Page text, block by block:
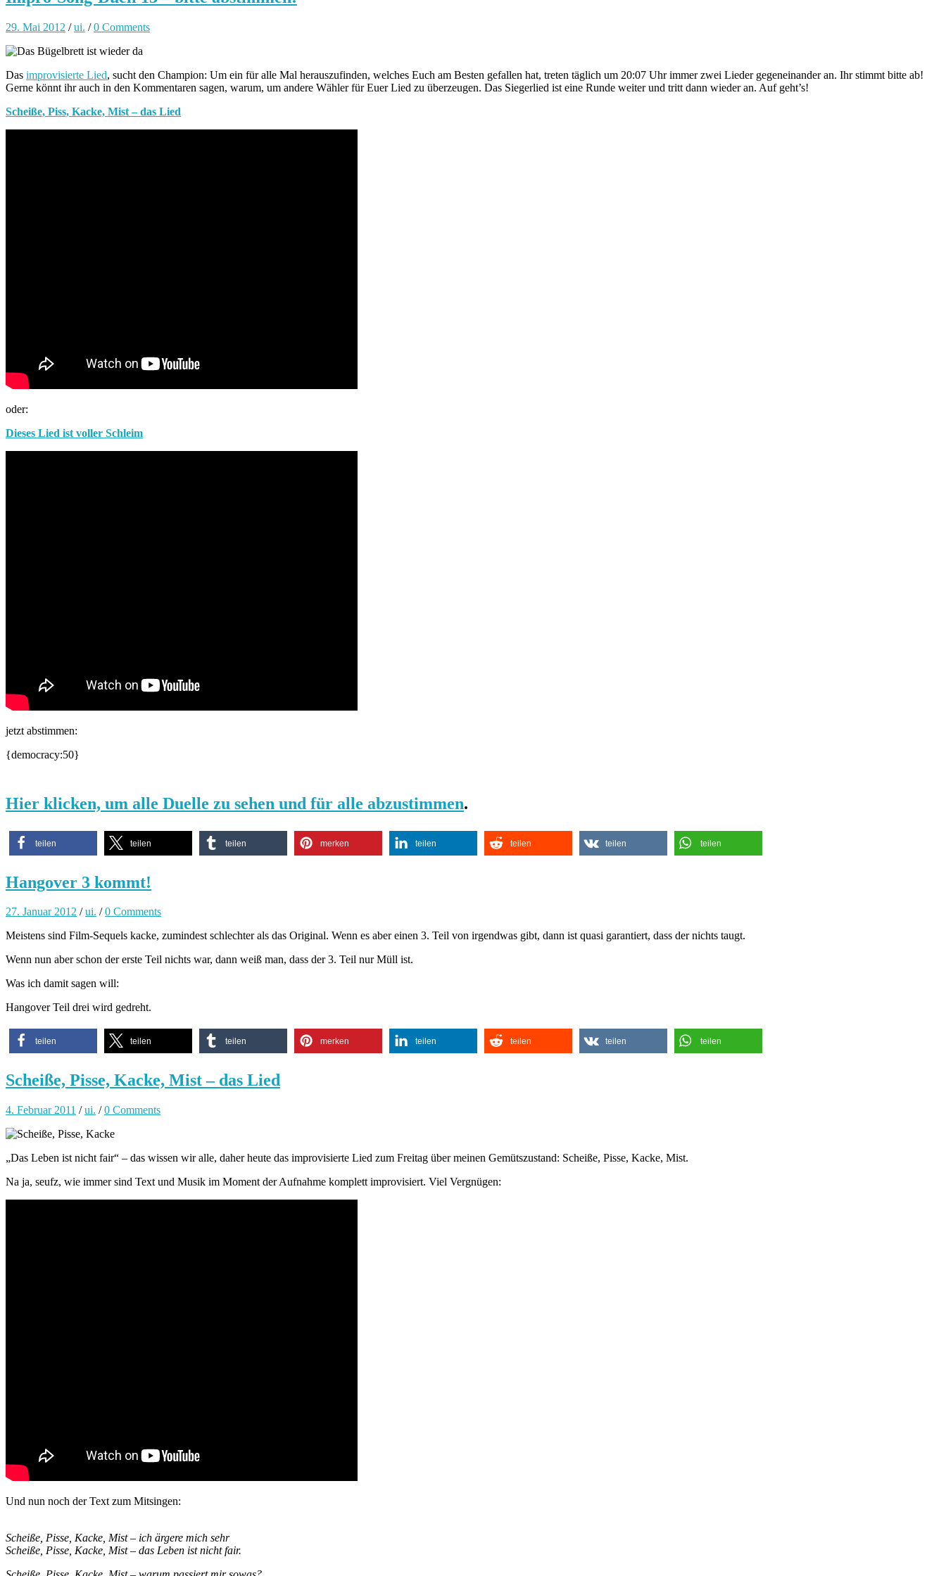
29. Mai 2012 /ui. /0 Comments
Das improvisierte Lied, sucht den Champion: Um ein für alle Mal herauszufinden, welches Euch am Besten gefallen hat, treten täglich um 20:07 Uhr immer zwei Lieder gegeneinander an. Ihr stimmt bitte ab!
Gerne könnt ihr auch in den Kommentaren sagen, warum, um andere Wähler für Euer Lied zu überzeugen. Das Siegerlied ist eine Runde weiter und tritt dann wieder an. Auf geht’s!
Scheiße, Piss, Kacke, Mist – das Lied
oder:
Dieses Lied ist voller Schleim
jetzt abstimmen:
{democracy:50}
Hier klicken, um alle Duelle zu sehen und für alle abzustimmen.
teilen teilen teilen merken teilen teilen teilen teilen
Hangover 3 kommt!
27. Januar 2012 /ui. /0 Comments
Meistens sind Film-Sequels kacke, zumindest schlechter als das Original. Wenn es aber einen 3. Teil von irgendwas gibt, dann ist quasi garantiert, dass der nichts taugt.
Wenn nun aber schon der erste Teil nichts war, dann weiß man, dass der 3. Teil nur Müll ist.
Was ich damit sagen will:
Hangover Teil drei wird gedreht.
teilen teilen teilen merken teilen teilen teilen teilen
Scheiße, Pisse, Kacke, Mist – das Lied
4. Februar 2011 /ui. /0 Comments
„Das Leben ist nicht fair“ – das wissen wir alle, daher heute das improvisierte Lied zum Freitag über meinen Gemütszustand: Scheiße, Pisse, Kacke, Mist.
Na ja, seufz, wie immer sind Text und Musik im Moment der Aufnahme komplett improvisiert. Viel Vergnügen:
Und nun noch der Text zum Mitsingen:
Scheiße, Pisse, Kacke, Mist – ich ärgere mich sehr
Scheiße, Pisse, Kacke, Mist – das Leben ist nicht fair.